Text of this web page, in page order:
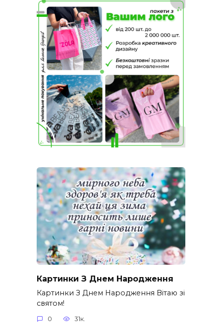
Картинки З Днем Народження
Картинки З Днем Народження Вітаю зі
святом!
0 31к.